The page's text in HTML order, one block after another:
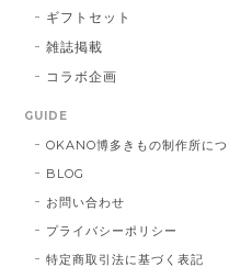
2025/05/26
2024/11/30
ギフトセット
雑誌掲載
コラボ企画
GUIDE
OKANO博多きもの制作所につ
BLOG
お問い合わせ
プライバシーポリシー
特定商取引法に基づく表記